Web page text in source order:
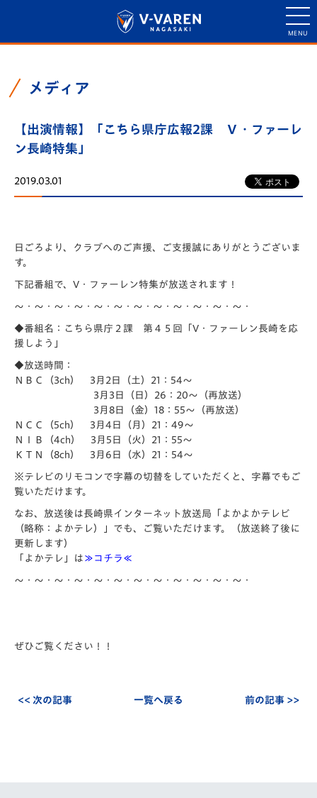
メディア
【出演情報】「こちら県庁広報2課 Ｖ・ファーレ
ン長崎特集」
2019.03.01
日ごろより、クラブへのご声援、ご支援誠にありがとうございま
す。
下記番組で、V・ファーレン特集が放送されます！
～・～・～・～・～・～・～・～・～・～・～・～・
◆番組名：こちら県庁２課 第４５回「V・ファーレン長崎を応
援しよう」
◆放送時間：
ＮＢＣ（3ch） 3月2日（土）21：54～
3月3日（日）26：20～（再放送）
3月8日（金）18：55～（再放送）
ＮＣＣ（5ch） 3月4日（月）21：49～
ＮＩＢ（4ch） 3月5日（火）21：55～
ＫＴＮ（8ch） 3月6日（水）21：54～
※テレビのリモコンで字幕の切替をしていただくと、字幕でもご
覧いただけます。
なお、放送後は長崎県インターネット放送局「よかよかテレビ
（略称：よかテレ）」でも、ご覧いただけます。（放送終了後に
更新します）
「よかテレ」は ≫ コチラ ≪
～・～・～・～・～・～・～・～・～・～・～・～・
ぜひご覧ください！！
<< 次の記事 一覧へ戻る 前の記事 >>